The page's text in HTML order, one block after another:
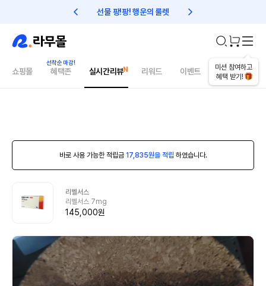
선물 팡!팡! 행운의 룰렛 친구초대 1만원 리워드!
미션 참여하고
혜택 받기!
쇼핑몰 혜택존 실시간리뷰 리워드 이벤트 건강매거진
바로 사용 가능한 적립금 17,835원을 적립 하였습니다.
리벨서스
리벨서스 7mg
145,000원